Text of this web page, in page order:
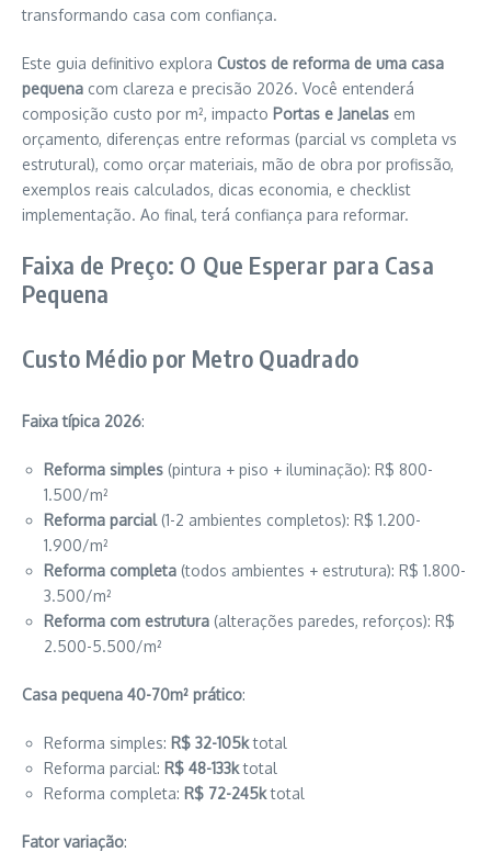
transformando casa com confiança.
Este guia definitivo explora Custos de reforma de uma casa
pequena com clareza e precisão 2026. Você entenderá
composição custo por m², impacto Portas e Janelas em
orçamento, diferenças entre reformas (parcial vs completa vs
estrutural), como orçar materiais, mão de obra por profissão,
exemplos reais calculados, dicas economia, e checklist
implementação. Ao final, terá confiança para reformar.
Faixa de Preço: O Que Esperar para Casa
Pequena
Custo Médio por Metro Quadrado
Faixa típica 2026:
Reforma simples (pintura + piso + iluminação): R$ 800-
1.500/m²
Reforma parcial(1-2 ambientes completos): R$ 1.200-
1.900/m²
Reforma completa (todos ambientes + estrutura): R$ 1.800-
3.500/m²
Reforma com estrutura (alterações paredes, reforços): R$
2.500-5.500/m²
Casa pequena 40-70m² prático:
Reforma simples: R$ 32-105ktotal
Reforma parcial: R$ 48-133ktotal
Reforma completa: R$ 72-245ktotal
Fator variação: